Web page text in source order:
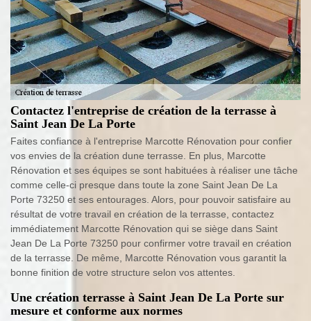
Contactez l'entreprise de création de la terrasse à
Saint Jean De La Porte
Faites confiance à l'entreprise Marcotte Rénovation pour confier
vos envies de la création dune terrasse. En plus, Marcotte
Rénovation et ses équipes se sont habituées à réaliser une tâche
comme celle-ci presque dans toute la zone Saint Jean De La
Porte 73250 et ses entourages. Alors, pour pouvoir satisfaire au
résultat de votre travail en création de la terrasse, contactez
immédiatement Marcotte Rénovation qui se siège dans Saint
Jean De La Porte 73250 pour confirmer votre travail en création
de la terrasse. De même, Marcotte Rénovation vous garantit la
bonne finition de votre structure selon vos attentes.
Une création terrasse à Saint Jean De La Porte sur
mesure et conforme aux normes